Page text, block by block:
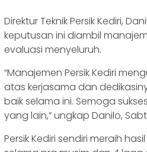
Direktur Teknik Persik Kediri,
keputusan ini diambil
evaluasi menyeluruh.
“Manajemen Persik Kediri
atas kerjasama dan
baik selama ini. Semoga
yang lain,” ungkap Danilo,
Persik Kediri sendiri meraih